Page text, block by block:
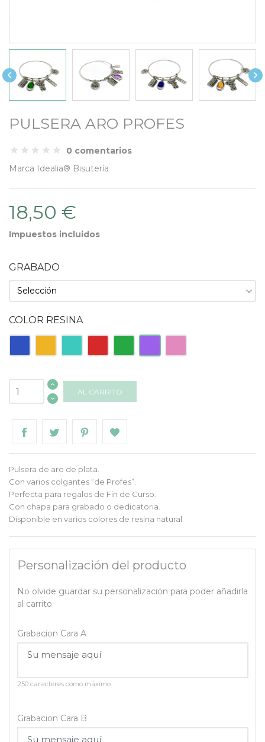
 
PULSERA ARO PROFES
0 comentarios
Marca Idealia® Bisutería
18,50 €
Impuestos incluidos
GRABADO
COLOR RESINA
Naranja TurquesaRoja Verde
AL CARRITO
Pulsera de aro de plata.
Con varios colgantes “de Profes”.
Perfecta para regalos de Fin de Curso.
Con chapa para grabado o dedicatoria.
Disponible en varios colores de resina natural.
Personalización del producto
No olvide guardar su personalización para poder añadirla
al carrito
Grabacion Cara A
250 caracteres como máximo
Grabacion Cara B